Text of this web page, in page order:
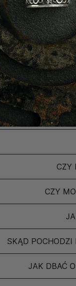
Z
CZY
CZY
SKĄD
JAK DBAĆ